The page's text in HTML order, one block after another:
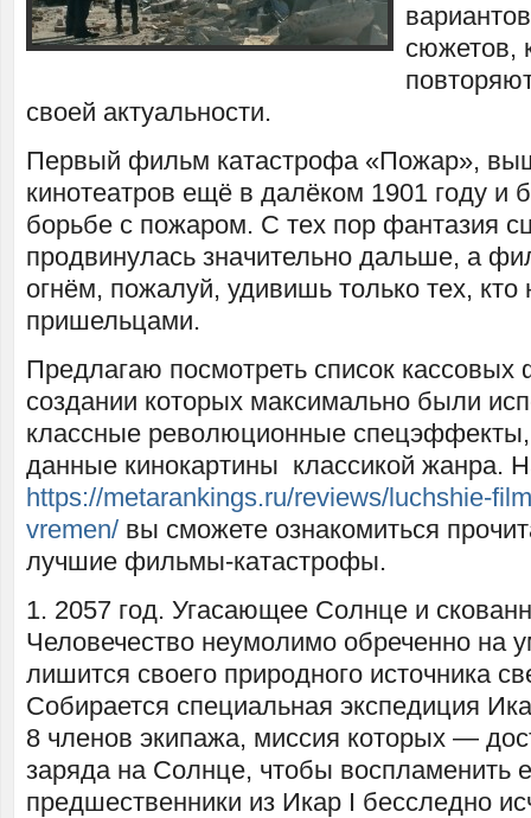
сюжетов,
своей актуальности.
Первый фильм катастрофа «Пожар»,
кинотеатров ещё в далёком 1901 году и
борьбе с пожаром. С тех пор фантазия
продвинулась значительно дальше, а
огнём, пожалуй, удивишь только тех,
пришельцами.
Предлагаю посмотреть список
создании которых максимально были
классные революционные
данные кинокартины классикой жанра.
https://metarankings.ru/reviews/luchshie-
vremen/ вы сможете ознакомиться
лучшие фильмы-катастрофы.
1. 2057 год. Угасающее Солнце и
Человечество неумолимо обреченно на
лишится своего природного источника
Собирается специальная экспедиция
8 членов экипажа, миссия которых —
заряда на Солнце, чтобы воспламенить
предшественники из Икар I бесследно